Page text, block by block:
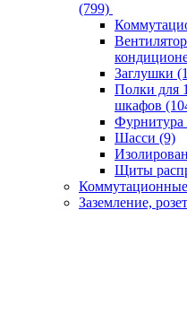
(799)
Заглушки
Полки для
шкафов
Фурнитура
Шасси (9)
Щиты
Заземление,